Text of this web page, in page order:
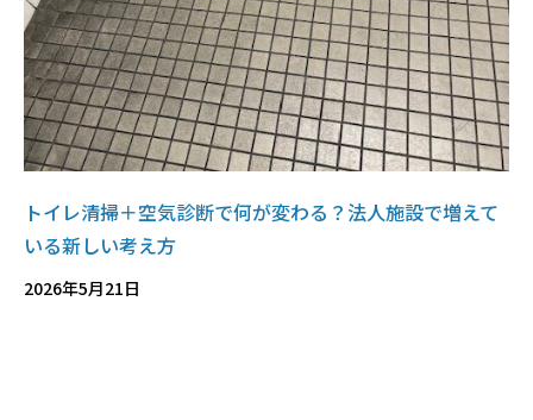
トイレ清掃＋空気診断で何が変わる？法人施設で増えて
いる新しい考え方
2026年5月21日